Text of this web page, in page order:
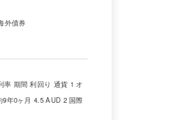
外債券
率 期間 利回り 通貨 1 オ
年0ヶ月 4.5 AUD 2 国際